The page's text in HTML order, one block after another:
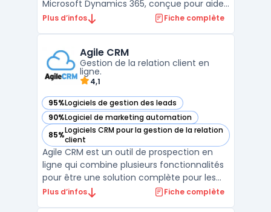
Microsoft Dynamics 365, conçue pour aider
les entreprises à gérer et optimiser leurs
Dynamics 365, ClickDimensions permet
d'automatiser l'ensemble des pr ...
Plus d’infos Fiche complète
Agile CRM
Gestion de la relation client en
ligne.
4,1
95%Logiciels de gestion des leads
— voir Agile CRM dans cette catégorie
90%Logiciel de marketing automation
— voir Agile CRM dans cette catégorie
85%Logiciels CRM pour la gestion de la relation
client
— voir Agile CRM dans cette catégorie
Agile CRM est un outil de prospection en
ligne qui combine plusieurs fonctionnalités
pour être une solution complète pour les
entreprises. Il permet de mettre en place
Plus d’infos Fiche complète